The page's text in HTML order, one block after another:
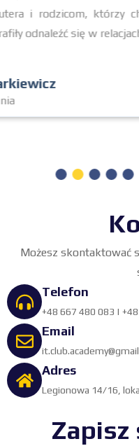
od komputera i
dzieci potrafiły odnaleźć
Eliza Markiewicz
Mama ucznia
Możesz skontaktować
Telefon
+48 667 480 083 |
Email
Adres
Legionowa 14/16,
Zapisz